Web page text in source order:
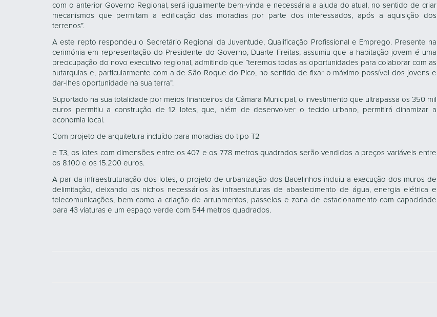
com o anterior Governo Regional, será igualmente bem-vinda e necessária a ajuda do atual, no sentido de criar
mecanismos que permitam a edificação das moradias por parte dos interessados, após a aquisição dos
terrenos”.
A este repto respondeu o Secretário Regional da Juventude, Qualificação Profissional e Emprego. Presente na
cerimónia em representação do Presidente do Governo, Duarte Freitas, assumiu que a habitação jovem é uma
preocupação do novo executivo regional, admitindo que “teremos todas as oportunidades para colaborar com as
autarquias e, particularmente com a de São Roque do Pico, no sentido de fixar o máximo possível dos jovens e
dar-lhes oportunidade na sua terra”.
Suportado na sua totalidade por meios financeiros da Câmara Municipal, o investimento que ultrapassa os 350 mil
euros permitiu a construção de 12 lotes, que, além de desenvolver o tecido urbano, permitirá dinamizar a
economia local.
Com projeto de arquitetura incluído para moradias do tipo T2
e T3, os lotes com dimensões entre os 407 e os 778 metros quadrados serão vendidos a preços variáveis entre
os 8.100 e os 15.200 euros.
A par da infraestruturação dos lotes, o projeto de urbanização dos Bacelinhos incluiu a execução dos muros de
delimitação, deixando os nichos necessários às infraestruturas de abastecimento de água, energia elétrica e
telecomunicações, bem como a criação de arruamentos, passeios e zona de estacionamento com capacidade
para 43 viaturas e um espaço verde com 544 metros quadrados.